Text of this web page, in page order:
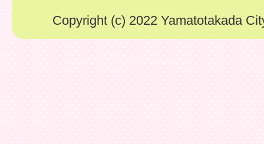
Copyright (c) 2022 Yamatotakada